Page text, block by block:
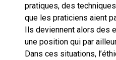
pratiques, des
que les praticiens aient
Ils deviennent alors des
une position qui par
Dans ces situations,